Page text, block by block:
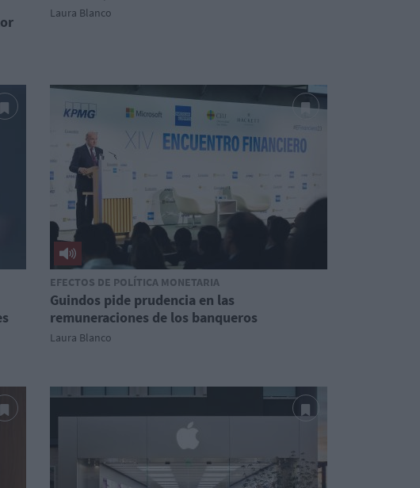
Laura Blanco
EFECTOS DE POLÍTICA MONETARIA
Guindos pide prudencia en las
remuneraciones de los banqueros
Laura Blanco